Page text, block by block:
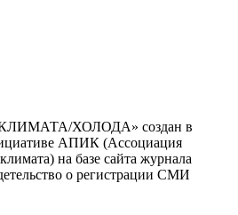
КЛИМАТА/ХОЛОДА» создан в
АПИК (Ассоциация
на базе сайта журнала
о регистрации СМИ